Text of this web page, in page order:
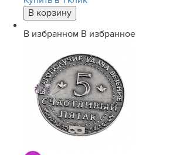
В избранном В избранное